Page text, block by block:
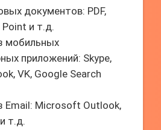
документов: PDF,
и т.д.
мобильных
приложений: Skype,
VK, Google Search
Email: Microsoft Outlook,
т.д.